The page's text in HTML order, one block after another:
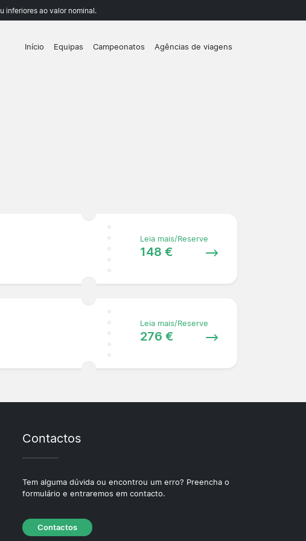
inferiores ao valor nominal.
Início Equipas Campeonatos Agências de viagens
Leia mais/Reserve
148 €
Leia mais/Reserve
276 €
Contactos
Tem alguma dúvida ou encontrou um erro? Preencha o
formulário e entraremos em contacto.
Contactos